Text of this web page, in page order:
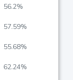
56.2%
57.59%
55.68%
62.24%